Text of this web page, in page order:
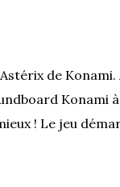
de Konami.
Konami
! Le jeu